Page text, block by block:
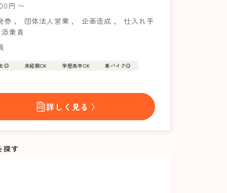
円 〜
券 ， 団体法人営業， 企画造成 ，
仕入れ手
乗員
◎ 未経験OK 学歴高卒OK 車バイク◎
詳しく見る 〉
探す